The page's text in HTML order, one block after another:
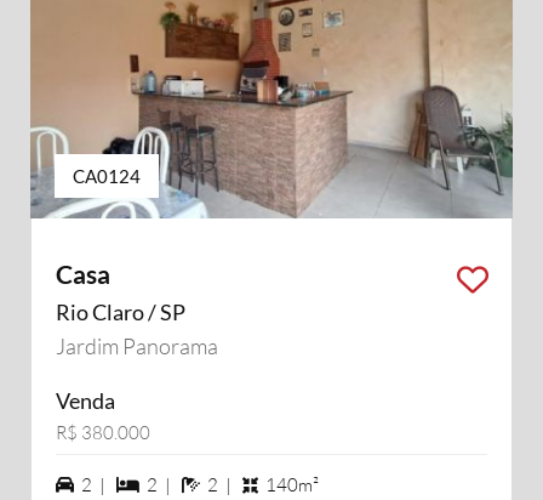
CA0124
Casa
Rio Claro / SP
Jardim Panorama
Venda
R$ 380.000
2 vagas na garagem
2 | 2 dormiórios
2 | 2 banheiros
2 | 140m²